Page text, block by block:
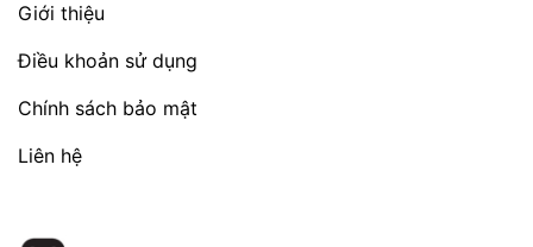
Giới thiệu
Điều khoản sử dụng
Chính sách bảo mật
Liên hệ